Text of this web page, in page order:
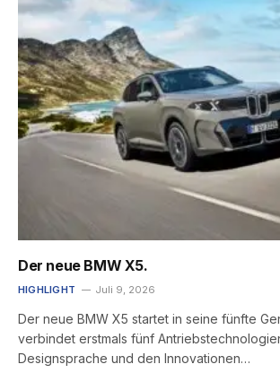
Der neue BMW X5.
HIGHLIGHT Juli 9, 2026
Der neue BMW X5 startet in seine fünfte
verbindet erstmals fünf
Designsprache und den Innovationen…